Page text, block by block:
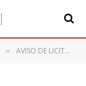
» AVISO DE LICITAÇÃO – PREGÃO ELETRONICO Nº 085/2024